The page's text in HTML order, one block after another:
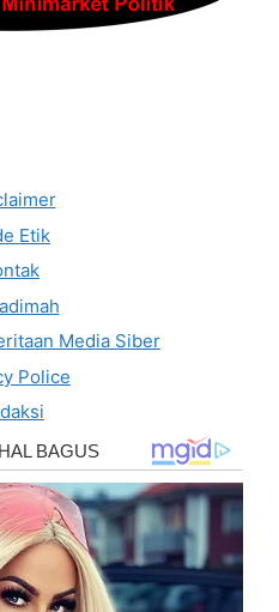
Etik
Media Siber
Police